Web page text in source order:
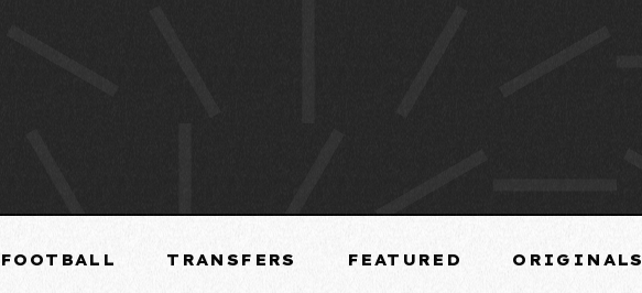
FOOTBALL TRANSFERS FEATURED ORIGINALS